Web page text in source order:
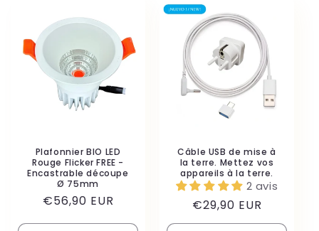
Default
Title
Default
Default
Title
Plafonnier BIO LED
Rouge Flicker FREE -
Encastrable découpe
Ø 75mm
Prix
€56,90 EUR
Câble USB de mise à
la terre. Mettez vos
appareils à la terre.
2 avis
Prix
habituel
€29,90 EUR